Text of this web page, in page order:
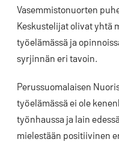
Vasemmistonuorten
Keskustelijat olivat yhtä
työelämässä ja
syrjinnän eri tavoin.
Perussuomalaisen
työelämässä ei ole
työnhaussa ja lain
mielestään positiivinen